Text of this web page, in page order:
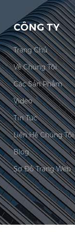
CÔNG TY
Trang Chủ
Về Chúng Tôi
Các Sản Phẩm
Video
Tin Tức
Liên Hệ Chúng Tôi
Blog
Sơ Đồ Trang Web